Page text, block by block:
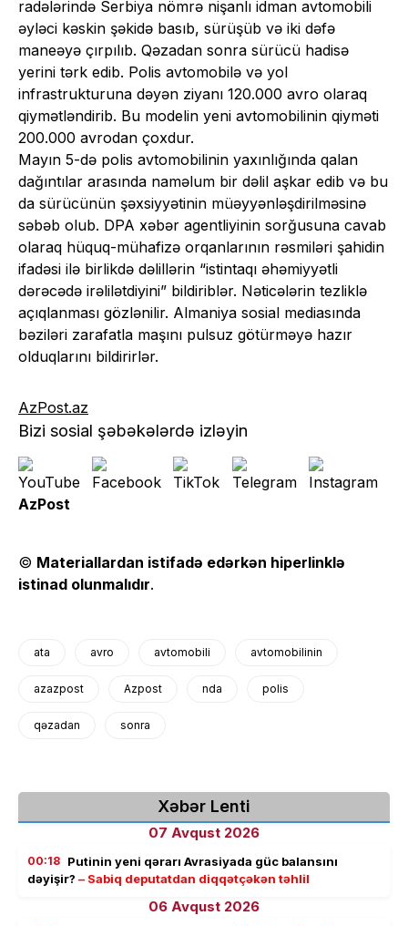
radələrində Serbiya nömrə nişanlı idman avtomobili
əyləci kəskin şəkidə basıb, sürüşüb və iki dəfə
maneəyə çırpılıb. Qəzadan sonra sürücü hadisə
yerini tərk edib. Polis avtomobilə və yol
infrastrukturuna dəyən ziyanı 120.000 avro olaraq
qiymətləndirib. Bu modelin yeni avtomobilinin qiyməti
200.000 avrodan çoxdur.
Mayın 5-də polis avtomobilinin yaxınlığında qalan
dağıntılar arasında naməlum bir dəlil aşkar edib və bu
da sürücünün şəxsiyyətinin müəyyənləşdirilməsinə
səbəb olub. DPA xəbər agentliyinin sorğusuna cavab
olaraq hüquq-mühafizə orqanlarının rəsmiləri şahidin
ifadəsi ilə birlikdə dəlillərin “istintaqı əhəmiyyətli
dərəcədə irəlilətdiyini” bildiriblər. Nəticələrin tezliklə
açıqlanması gözlənilir. Almaniya sosial mediasında
bəziləri zarafatla maşını pulsuz götürməyə hazır
olduqlarını bildirirlər.
AzPost.az
Bizi sosial şəbəkələrdə izləyin
AzPost
© Materiallardan istifadə edərkən hiperlinklə
istinad olunmalıdır.
ata avro avtomobili avtomobilinin
azazpost Azpost nda polis
qəzadan sonra
Xəbər Lenti
07 Avqust 2026
00:18 Putinin yeni qərarı Avrasiyada güc balansını
dəyişir? – Sabiq deputatdan diqqətçəkən təhlil
06 Avqust 2026